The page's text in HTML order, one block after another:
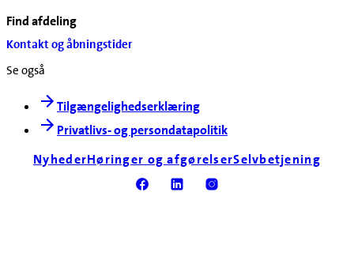
Find afdeling
Kontakt og åbningstider
Se også
Tilgængelighedserklæring
Privatlivs- og persondatapolitik
NyhederHøringer og afgørelserSelvbetjening